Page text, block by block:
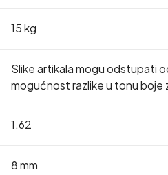
15 kg
Slike artikala mogu odstupati
mogućnost razlike u tonu
1.62
8 mm